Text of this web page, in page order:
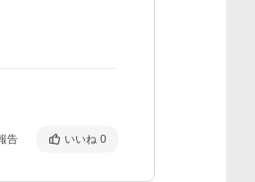
告 いいね 0